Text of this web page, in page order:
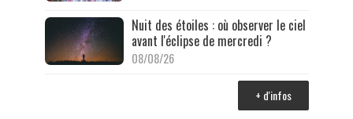
Nuit des étoiles : où observer le ciel
avant l'éclipse de mercredi ?
08/08/26
+ d'infos